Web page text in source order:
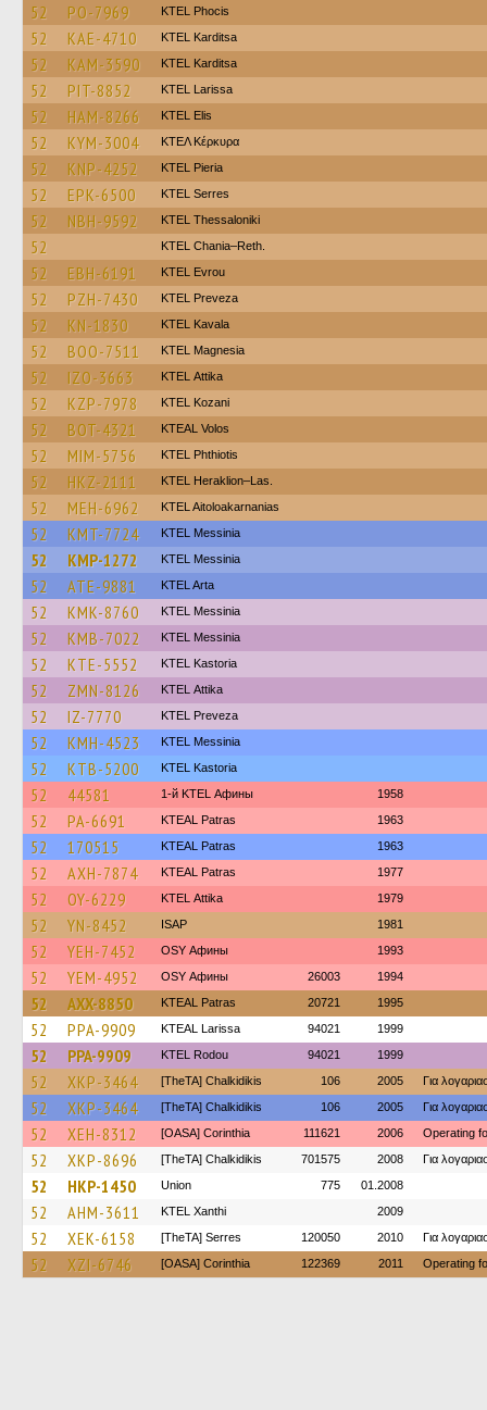
52 PO-7969 ΚΤΕL Phocis
52 KAE-4710 ΚΤΕL Karditsa
52 KAM-3590 ΚΤΕL Karditsa
52 PIT-8852 KTEL Larissa
52 HAM-8266 KTEL Elis
52 KYM-3004 ΚΤΕΛ Κέρκυρα
52 KNP-4252 KTEL Pieria
52 EPK-6500 KTEL Serres
52 NBH-9592 KTEL Thessaloniki
52 KTEL Chania–Reth.
52 EBH-6191 KTEL Evrou
52 PZH-7430 KTEL Preveza
52 KN-1830 KTEL Kavala
52 BOO-7511 ΚΤΕL Magnesia
52 IZO-3663 KΤΕL Αttika
52 KZP-7978 ΚΤΕL Kozani
52 BOT-4321 KTEAL Volos
52 MIM-5756 ΚΤΕL Phthiotis
52 HKZ-2111 KTEL Heraklion–Las.
52 MEH-6962 KTEL Aitoloakarnanias
52 KMT-7724 KTEL Messinia
52 KMP-1272 KTEL Messinia
52 ATE-9881 KTEL Arta
52 KMK-8760 KTEL Messinia
52 KMB-7022 KTEL Messinia
52 KTE-5552 KTEL Kastoria
52 ZMN-8126 KΤΕL Αttika
52 IZ-7770 KTEL Preveza
52 KMH-4523 KTEL Messinia
52 KTB-5200 KTEL Kastoria
52 44581 1-й KTEL Афины 1958
52 PA-6691 KTEAL Patras 1963
52 170515 KTEAL Patras 1963
52 AXH-7874 KTEAL Patras 1977
52 OY-6229 KΤΕL Αttika 1979
52 YN-8452 ISAP 1981
52 YEH-7452 OSY Афины 1993
52 YEM-4952 OSY Афины 26003 1994
52 AXX-8850 KTEAL Patras 20721 1995
52 PPA-9909 KTEAL Larissa 94021 1999
52 PPA-9909 ΚΤΕL Rodou 94021 1999
52 XKP-3464 [TheTA] Chalkidikis 106 2005 Για
52 XKP-3464 [TheTA] Chalkidikis 106 2005 Για
52 XEH-8312 [OASA] Corinthia 111621 2006 Operating
52 XKP-8696 [TheTA] Chalkidikis 701575 2008 Για
52 HKP-1450 Union 775 01.2008
52 AHM-3611 KTEL Xanthi 2009
52 XEK-6158 [TheTA] Serres 120050 2010 Για
52 XZI-6746 [OASA] Corinthia 122369 2011 Operating